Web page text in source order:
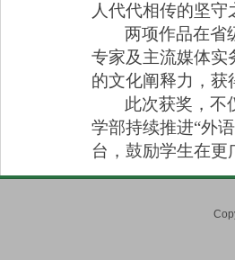
人代代相传的坚
两项作品在省
专家及主流媒体实
的文化阐释力，获
此次获奖，不
学部持续推进“外语
台，鼓励学生在更